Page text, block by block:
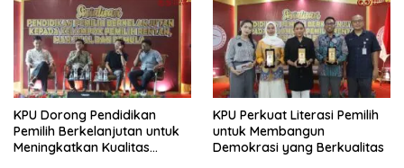
KPU Dorong Pendidikan
Pemilih Berkelanjutan untuk
Meningkatkan Kualitas
KPU Perkuat Literasi Pemilih
untuk Membangun
Demokrasi yang Berkualitas